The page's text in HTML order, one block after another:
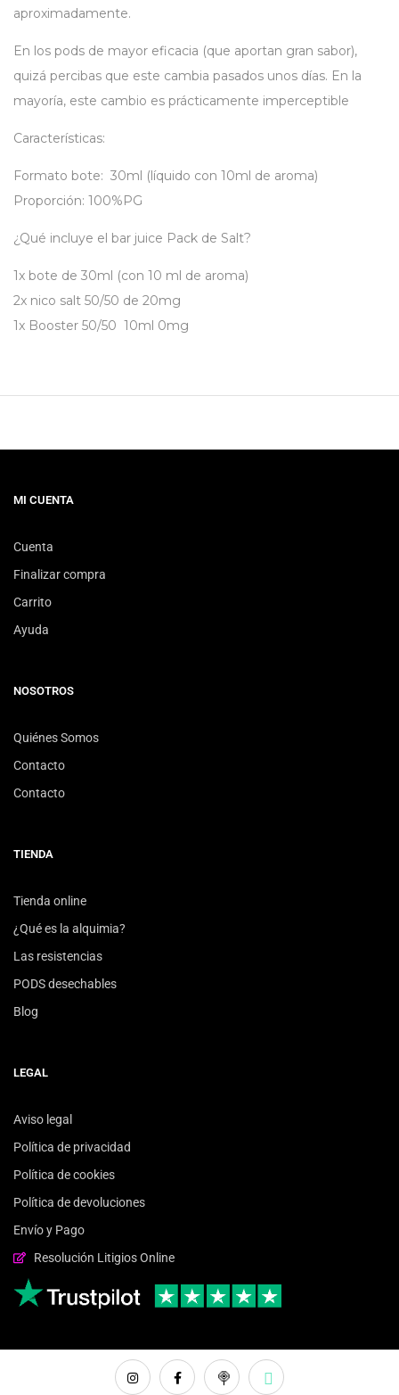
aproximadamente.
En los pods de mayor eficacia (que aportan gran sabor),
quizá percibas que este cambia pasados unos días. En la
mayoría, este cambio es prácticamente imperceptible
Características:
Formato bote: 30ml (líquido con 10ml de aroma)
Proporción: 100%PG
¿Qué incluye el bar juice Pack de Salt?
1x bote de 30ml (con 10 ml de aroma)
2x nico salt 50/50 de 20mg
1x Booster 50/50 10ml 0mg
MI CUENTA
Cuenta
Finalizar compra
Carrito
Ayuda
NOSOTROS
Quiénes Somos
Contacto
Contacto
TIENDA
Tienda online
¿Qué es la alquimia?
Las resistencias
PODS desechables
Blog
LEGAL
Aviso legal
Política de privacidad
Política de cookies
Política de devoluciones
Envío y Pago
Resolución Litigios Online